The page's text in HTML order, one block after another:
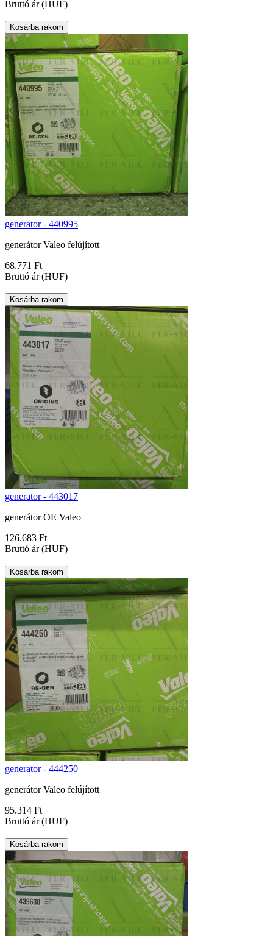
Bruttó ár (HUF)
generator - 440995
generátor Valeo felújított
68.771 Ft
Bruttó ár (HUF)
generator - 443017
generátor OE Valeo
126.683 Ft
Bruttó ár (HUF)
generator - 444250
generátor Valeo felújított
95.314 Ft
Bruttó ár (HUF)